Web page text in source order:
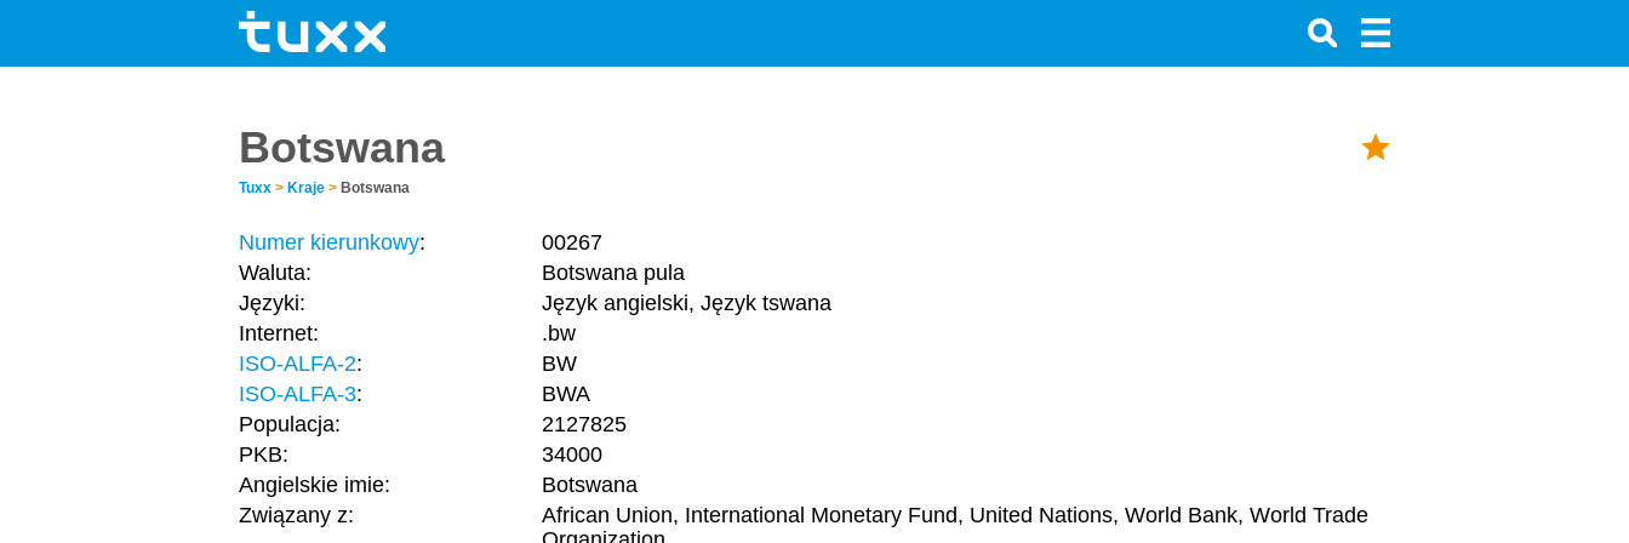
Botswana
Tuxx > Kraje > Botswana
Numer kierunkowy:
00267
Waluta:
Botswana pula
Języki:
Język angielski, Język tswana
Internet:
.bw
ISO-ALFA-2:
BW
ISO-ALFA-3:
BWA
Populacja:
2127825
PKB:
34000
Angielskie imie:
Botswana
Związany z:
African Union, International Monetary Fund, United Nations, World Bank, World Trade